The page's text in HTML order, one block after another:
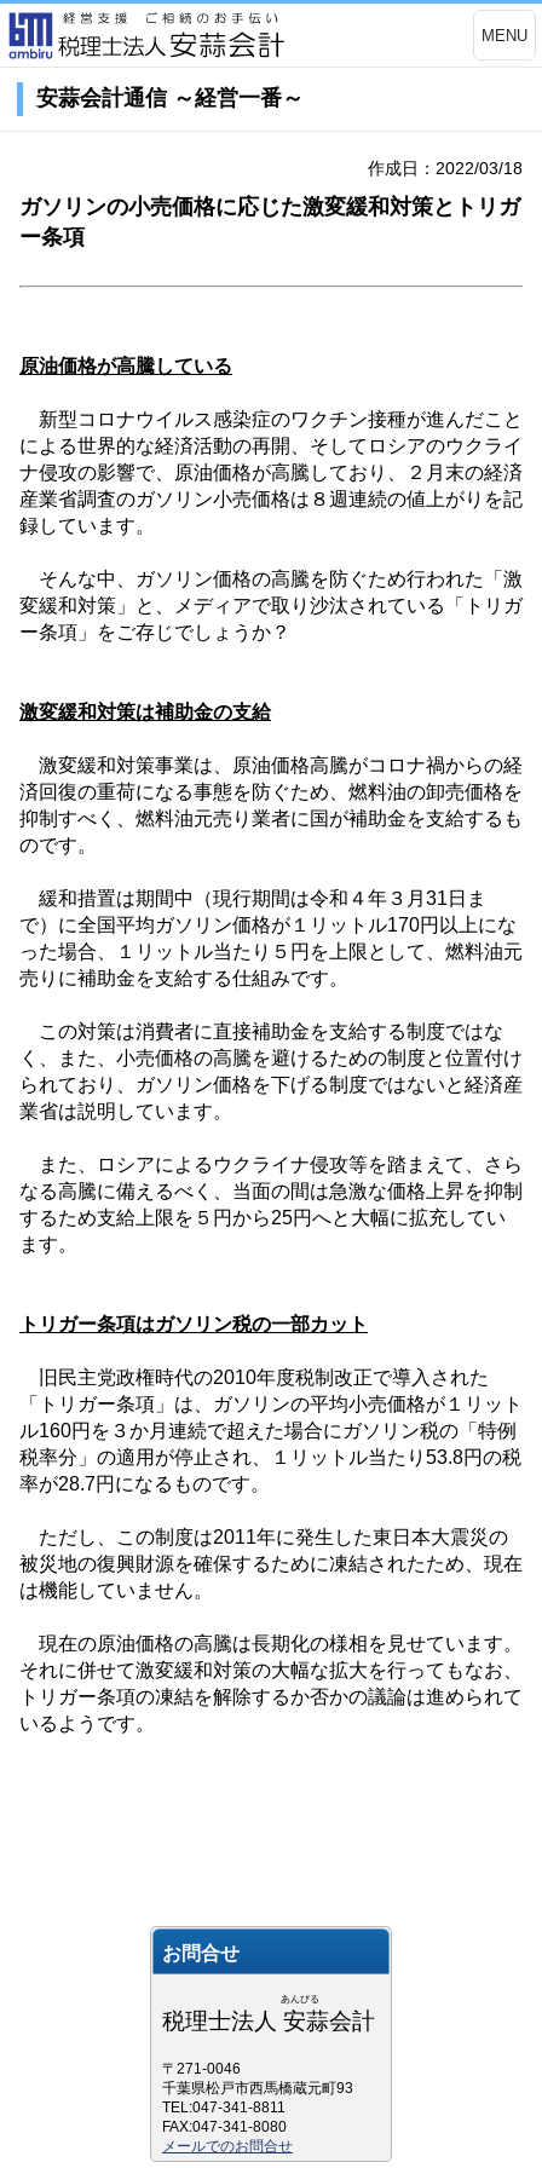
MENU
安蒜会計通信 ～経営一番～
作成日：2022/03/18
ガソリンの小売価格に応じた激変緩和対策とトリガ
ー条項
原油価格が高騰している
新型コロナウイルス感染症のワクチン接種が進んだこと
による世界的な経済活動の再開、そしてロシアのウクライ
ナ侵攻の影響で、原油価格が高騰しており、２月末の経済
産業省調査のガソリン小売価格は８週連続の値上がりを記
録しています。
そんな中、ガソリン価格の高騰を防ぐため行われた「激
変緩和対策」と、メディアで取り沙汰されている「トリガ
ー条項」をご存じでしょうか？
激変緩和対策は補助金の支給
激変緩和対策事業は、原油価格高騰がコロナ禍からの経
済回復の重荷になる事態を防ぐため、燃料油の卸売価格を
抑制すべく、燃料油元売り業者に国が補助金を支給するも
のです。
緩和措置は期間中（現行期間は令和４年３月 31 日ま
で）に全国平均ガソリン価格が１リットル170円以上にな
った場合、１リットル当たり５円を上限として、燃料油元
売りに補助金を支給する仕組みです。
この対策は消費者に直接補助金を支給する制度ではな
く、また、小売価格の高騰を避けるための制度と位置付け
られており、ガソリン価格を下げる制度ではないと経済産
業省は説明しています。
また、ロシアによるウクライナ侵攻等を踏まえて、さら
なる高騰に備えるべく、当面の間は急激な価格上昇を抑制
するため支給上限を５円から25円へと大幅に拡充してい
ます。
トリガー条項はガソリン税の一部カット
旧民主党政権時代の2010年度税制改正で導入された
「トリガー条項」は、ガソリンの平均小売価格が１リット
ル160円を３か月連続で超えた場合にガソリン税の「特例
税率分」の適用が停止され、１リットル当たり 53.8円の税
率が28.7円になるものです。
ただし、この制度は2011年に発生した東日本大震災の
被災地の復興財源を確保するために凍結されたため、現在
は機能していません。
現在の原油価格の高騰は長期化の様相を見せています。
それに併せて激変緩和対策の大幅な拡大を行ってもなお、
トリガー条項の凍結を解除するか否かの議論は進められて
いるようです。
お問合せ
あんびる
税理士法人 安蒜会計
〒271-0046
千葉県松戸市西馬橋蔵元町93
TEL:047-341-8811
FAX:047-341-8080
メールでのお問合せ